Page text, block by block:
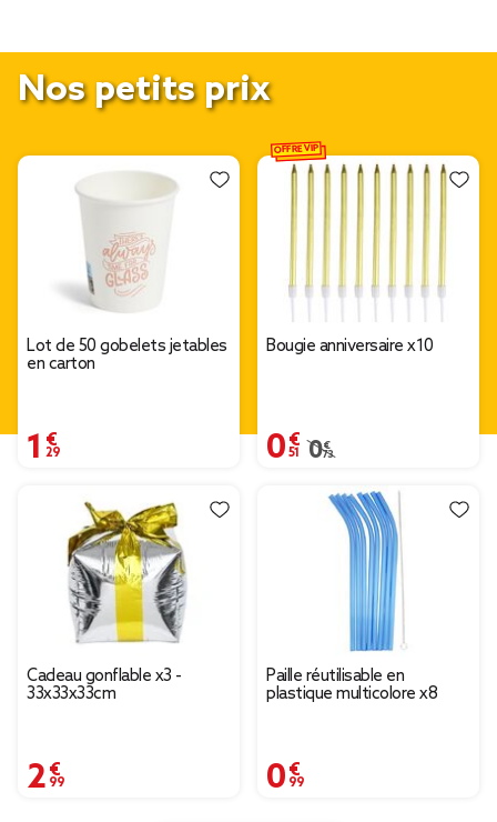
Nos petits prix
Lot de 50 gobelets jetables
en carton
1,29 €
Bougie anniversaire x10
0,51 €
Prix remisé de 0,73 € à
0,73 €
OFFRE VIP
Cadeau gonflable x3 -
33x33x33cm
2,99 €
Paille réutilisable en
plastique multicolore x8
0,99 €